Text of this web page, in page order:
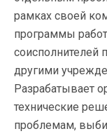
рамках своей
программы
соисполнителей
другими
Разрабатывает
технические
проблемам,